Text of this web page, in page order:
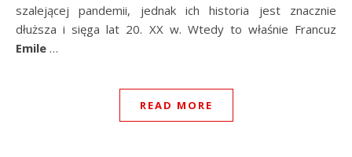
szalejącej pandemii, jednak ich historia jest znacznie
dłuższa i sięga lat 20. XX w. Wtedy to właśnie Francuz
Emile …
READ MORE